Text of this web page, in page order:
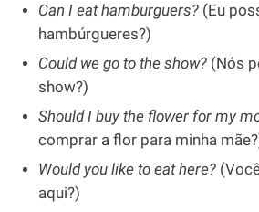
Can I eat hamburguers? (Eu
hambúrgueres?)
Could we go to the show? (Nós
show?)
Should I buy the flower for my
comprar a flor para minha
Would you like to eat here?
aqui?)